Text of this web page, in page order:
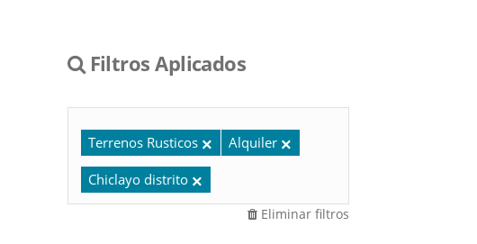
Filtros Aplicados
Terrenos Rusticos Alquiler
Chiclayo distrito
Eliminar filtros